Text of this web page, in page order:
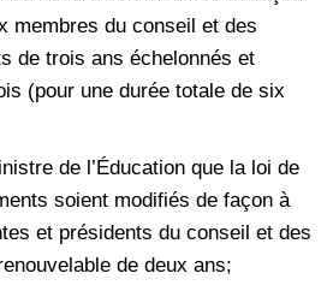
membres du conseil et des
de trois ans échelonnés et
(pour une durée totale de six
de l’Éducation que la loi de
soient modifiés de façon à
et présidents du conseil et des
de deux ans;